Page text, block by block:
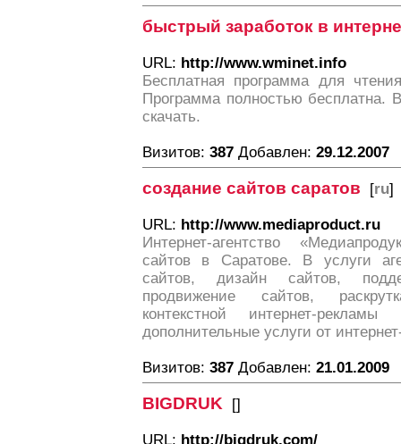
быстрый заработок в
URL: http://www.wminet.info
Бесплатная программа для
Программа полностью бесплатна.
скачать.
Визитов: 387 Добавлен: 29.12.2007
создание сайтов саратов [ru]
URL: http://www.mediaproduct.ru
Интернет-агентство
сайтов в Саратове. В услуги
сайтов, дизайн сайтов,
продвижение сайтов,
контекстной интернет-
дополнительные услуги от
Визитов: 387 Добавлен: 21.01.2009
BIGDRUK []
URL: http://bigdruk.com/